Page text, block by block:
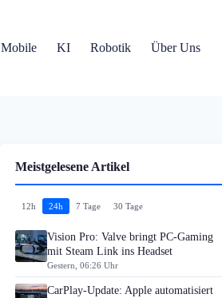
Mobile KI Robotik Über Uns
Meistgelesene Artikel
12h 24h 7 Tage 30 Tage
Vision Pro: Valve bringt PC-Gaming
mit Steam Link ins Headset
Gestern, 06:26 Uhr
CarPlay-Update: Apple automatisiert